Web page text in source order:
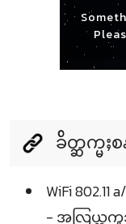
ခ်ိတ္ဆက္မႈ
WiFi 802.11
- အလြယ္တ